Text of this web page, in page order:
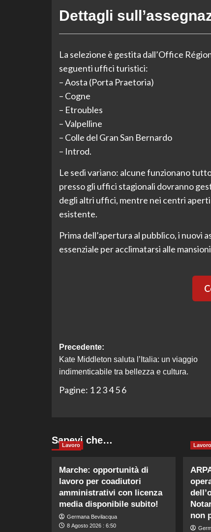
Dettagli
La selezione è gestita dall’Office
seguenti uffici turistici:
– Aosta (Porta Praetoria)
– Cogne
– Etroubles
– Valpelline
– Colle del Gran San Bernardo
– Introd.
Le sedi variano: alcune funzionano
presso gli uffici stagionali dovranno
degli altri uffici, mentre nei centri
esistente.
Prima dell’apertura al pubblico, i nuovi
essenziale per acclimatarsi alle
Navigazione
articolo
Precedente:
Kate Middleton saluta l’Italia: un viaggio
indimenticabile tra bellezza e cultura.
Pagine: 1 2 34 5 6
Sapevi che…
Lavoro
Marche: opportunità di
lavoro per coadiutori
amministrativi con licenza
media disponibile subito!
Germana Bevilacqua
8 Agosto 2026 : 6:50
Lavoro
non